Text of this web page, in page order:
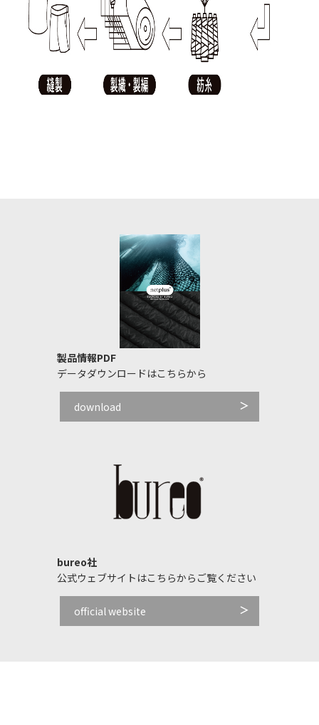
製品情報PDF
データダウンロードはこちらから
download
bureo社
公式ウェブサイトはこちらからご覧ください
official website